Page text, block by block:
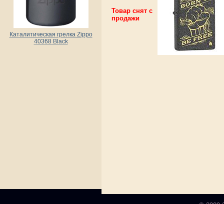
Каталитическая грелка Zippo
40368 Black
Товар снят с
продажи